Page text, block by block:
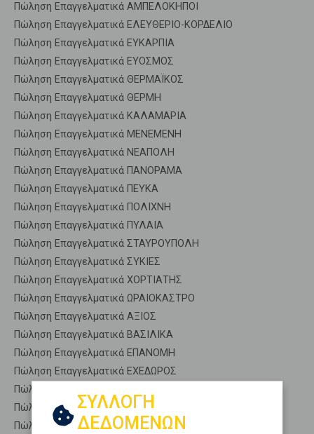
Πώληση Επαγγελματικά ΑΜΠΕΛΟΚΗΠΟΙ
Πώληση Επαγγελματικά ΕΛΕΥΘΕΡΙΟ-ΚΟΡΔΕΛΙΟ
Πώληση Επαγγελματικά ΕΥΚΑΡΠΙΑ
Πώληση Επαγγελματικά ΕΥΟΣΜΟΣ
Πώληση Επαγγελματικά ΘΕΡΜΑΪΚΟΣ
Πώληση Επαγγελματικά ΘΕΡΜΗ
Πώληση Επαγγελματικά ΚΑΛΑΜΑΡΙΑ
Πώληση Επαγγελματικά ΜΕΝΕΜΕΝΗ
Πώληση Επαγγελματικά ΝΕΑΠΟΛΗ
Πώληση Επαγγελματικά ΠΑΝΟΡΑΜΑ
Πώληση Επαγγελματικά ΠΕΥΚΑ
Πώληση Επαγγελματικά ΠΟΛΙΧΝΗ
Πώληση Επαγγελματικά ΠΥΛΑΙΑ
Πώληση Επαγγελματικά ΣΤΑΥΡΟΥΠΟΛΗ
Πώληση Επαγγελματικά ΣΥΚΙΕΣ
Πώληση Επαγγελματικά ΧΟΡΤΙΑΤΗΣ
Πώληση Επαγγελματικά ΩΡΑΙΟΚΑΣΤΡΟ
Πώληση Επαγγελματικά ΑΞΙΟΣ
Πώληση Επαγγελματικά ΒΑΣΙΛΙΚΑ
Πώληση Επαγγελματικά ΕΠΑΝΟΜΗ
Πώληση Επαγγελματικά ΕΧΕΔΩΡΟΣ
Πώληση Επαγγελματικά ΚΑΛΛΙΘΕΑ
Πώληση Επαγγελματικά ΜΗΧΑΝΙΩΝΑ
Πώληση Επαγγελματικά ΜΙΚΡΑ
ΣΥΛΛΟΓΗ
ΔΕΔΟΜΕΝΩΝ